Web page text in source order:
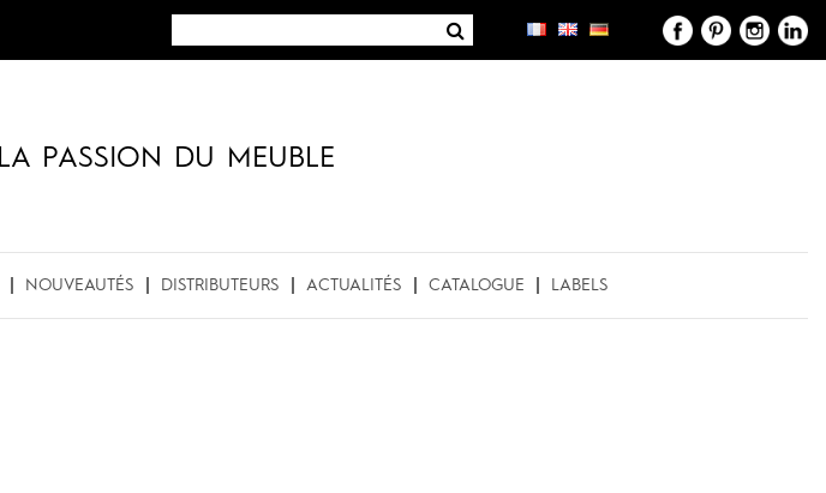
LA PASSION DU MEUBLE
NOUVEAUTÉS DISTRIBUTEURS ACTUALITÉS CATALOGUE LABELS